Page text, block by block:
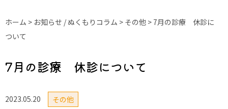
ホーム > お知らせ / ぬくもりコラム > その他 > 7月の診療 休診に
ついて
7月の診療 休診について
2023.05.20 その他